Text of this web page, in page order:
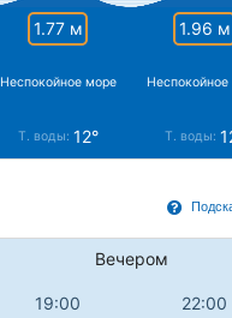
1.77 м 1.96 м
Неспокойное море
Т. воды: 12° Т. воды:
Вечером
19:00 22:00